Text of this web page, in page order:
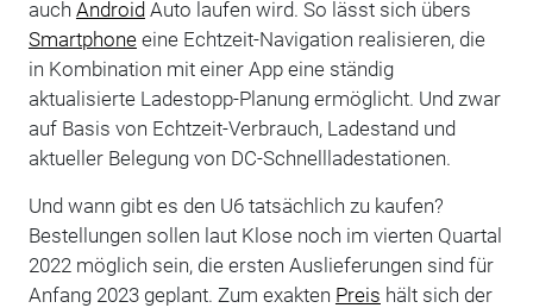
auch AndroidAuto laufen wird. So lässt sich übers
Smartphoneeine Echtzeit-Navigation realisieren, die
in Kombination mit einer App eine ständig
aktualisierte Ladestopp-Planung ermöglicht. Und zwar
auf Basis von Echtzeit-Verbrauch, Ladestand und
aktueller Belegung von DC-Schnellladestationen.
Und wann gibt es den U6 tatsächlich zu kaufen?
Bestellungen sollen laut Klose noch im vierten Quartal
2022 möglich sein, die ersten Auslieferungen sind für
Anfang 2023 geplant. Zum exakten Preis hält sich der